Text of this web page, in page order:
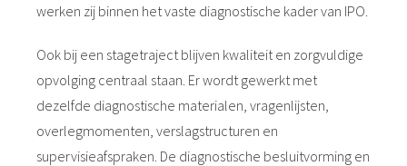
werken zij binnen het vaste diagnostische kader van IPO.
Ook bij een stagetraject blijven kwaliteit en zorgvuldige
opvolging centraal staan. Er wordt gewerkt met
dezelfde diagnostische materialen, vragenlijsten,
overlegmomenten, verslagstructuren en
supervisieafspraken. De diagnostische besluitvorming en